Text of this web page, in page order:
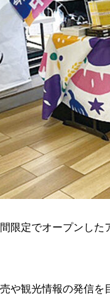
限定でオープンし
や観光情報の発信